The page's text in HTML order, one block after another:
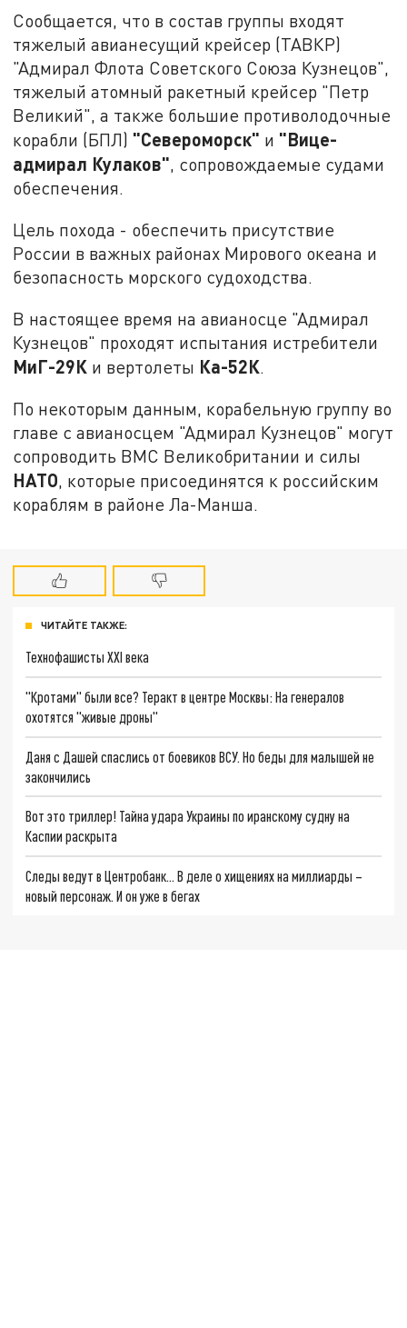
Сообщается, что в состав группы входят
тяжелый авианесущий крейсер (ТАВКР)
"Адмирал Флота Советского Союза Кузнецов",
тяжелый атомный ракетный крейсер "Петр
Великий", а также большие противолодочные
корабли (БПЛ) "Североморск" и "Вице-
адмирал Кулаков", сопровождаемые судами
обеспечения.
Цель похода - обеспечить присутствие
России в важных районах Мирового океана и
безопасность морского судоходства.
В настоящее время на авианосце "Адмирал
Кузнецов" проходят испытания истребители
МиГ-29К и вертолеты Ка-52К.
По некоторым данным, корабельную группу во
главе с авианосцем "Адмирал Кузнецов" могут
сопроводить ВМС Великобритании и силы
НАТО , которые присоединятся к российским
кораблям в районе Ла-Манша.
ЧИТАЙТЕ ТАКЖЕ:
Технофашисты XXI века
"Кротами" были все? Теракт в центре Москвы: На генералов
охотятся "живые дроны"
Даня с Дашей спаслись от боевиков ВСУ. Но беды для малышей не
закончились
Вот это триллер! Тайна удара Украины по иранскому судну на
Каспии раскрыта
Следы ведут в Центробанк… В деле о хищениях на миллиарды –
новый персонаж. И он уже в бегах